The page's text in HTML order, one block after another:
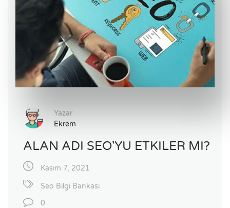
Yazar
Ekrem
ALAN ADI SEO'YU ETKILER MI?
Kasım 7, 2021
Seo Bilgi Bankası
0